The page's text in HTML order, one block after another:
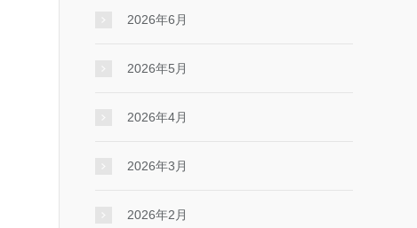
2026年6月
2026年5月
2026年4月
2026年3月
2026年2月